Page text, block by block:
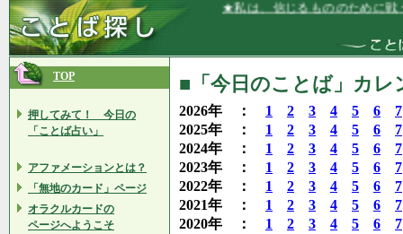
★私は、信じるもののために戦うことを
TOP
押してみて！ 今日の
「ことば占い」
アファメーションとは？
「無地のカード」ページ
オラクルカードの
ページへようこそ
■「今日のことば」カ
2026年 ： 1 2 3 4 5 6
7
2025年 ： 1 2 3 4 5 6
7
2024年 ： 1 2 3 4 5 6
7
2023年 ： 1 2 3 4 5 6
7
2022年 ： 1 2 3 4 5 6
7
2021年 ： 1 2 3 4 5 6
7
2020年 ： 1 2 3 4 5 6
7